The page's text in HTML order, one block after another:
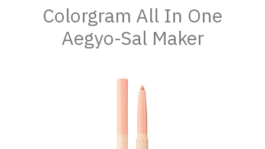
Colorgram All In One
Aegyo-Sal Maker